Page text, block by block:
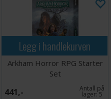
Legg i handlekurven
Arkham Horror RPG Starter
Set
441,- Antall på
lager:5